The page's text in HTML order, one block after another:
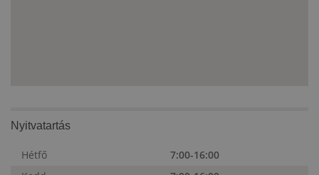
Nyitvatartás
Hétfő
7:00-16:00